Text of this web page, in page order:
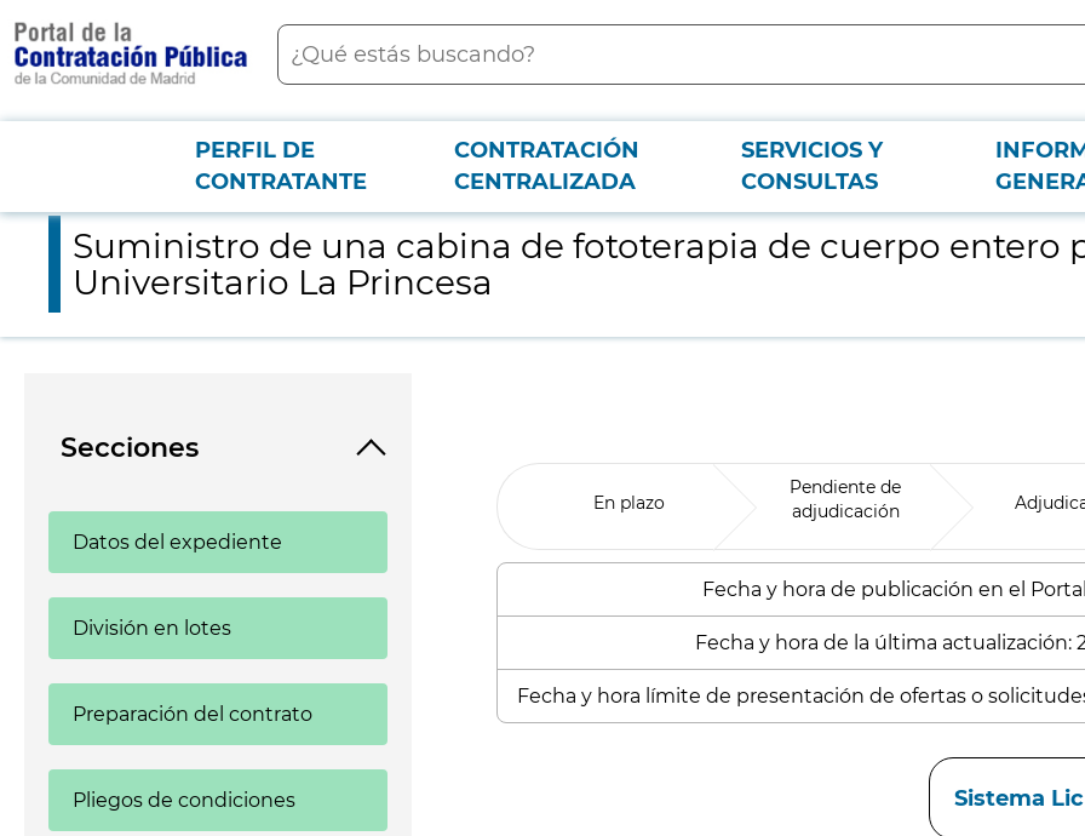
contenido
principal
Buscar
Menú PCON
PERFIL DE
CONTRATANTE
CONTRATACIÓN
CENTRALIZADA
SERVICIOS Y
CONSULTAS
Suministro de una cabina de fototerapia de cuerpo entero para el Hospital Universitario La Princesa
Suministro de una cabina de fototerapia de cuerpo entero
Universitario La Princesa
Secciones
Datos del expediente
División en lotes
Preparación del contrato
Pliegos de condiciones
En plazo
Pendiente de
adjudicación
Fecha y hora de publicación en el
Fecha y hora de la última actualización:
Fecha y hora límite de presentación de ofertas o
Sistema